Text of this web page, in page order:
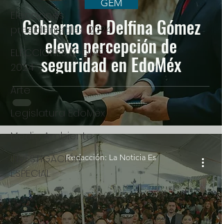
Elecciones
presidenciales 2024
ELECCIONES EDOMEX
2024
Arte
Legislatura EdoMéx
Medio Ambiente
INVESTIGACIÓN
ESPECIAL
Gobierno de Delfina Gómez
eleva percepción de
seguridad en EdoMéx
GEM
Redacción: La Noticia Es